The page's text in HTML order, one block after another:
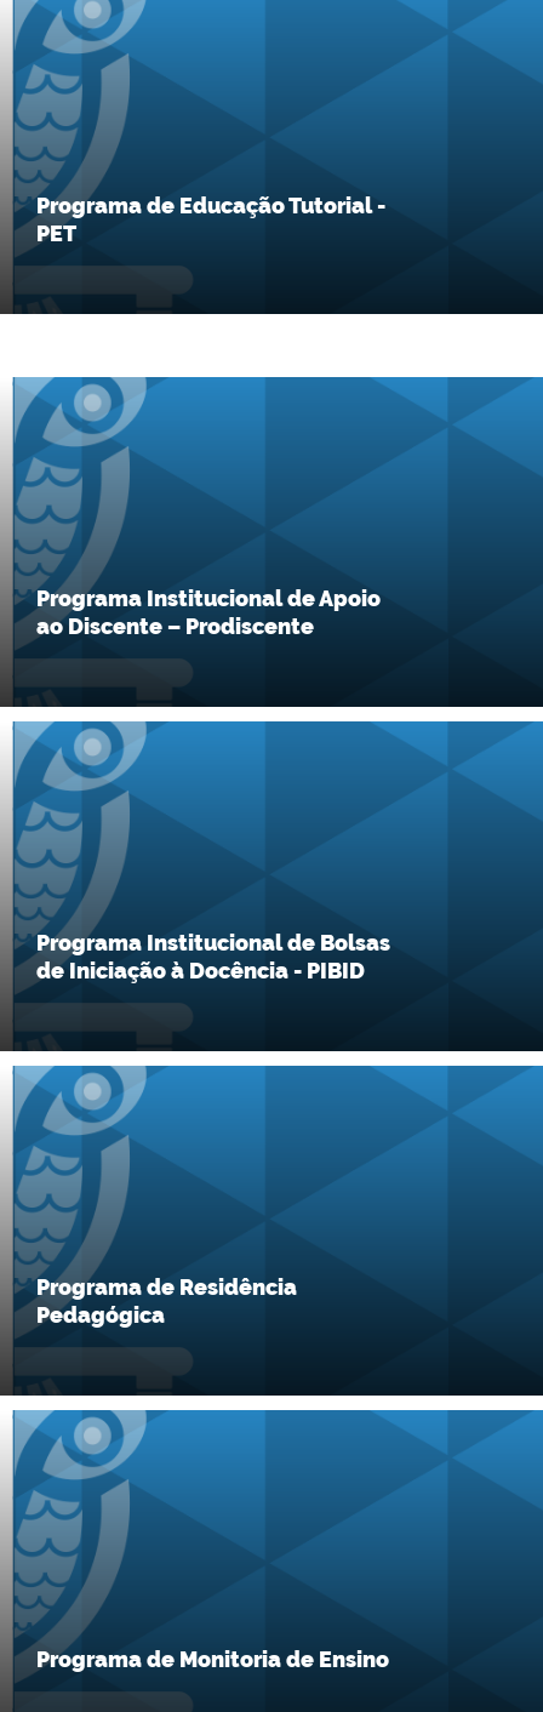
Programa de Educação Tutorial -
PET
Programa Institucional de Apoio
ao Discente – Prodiscente
Programa Institucional de Bolsas
de Iniciação à Docência - PIBID
Programa de Residência
Pedagógica
Programa de Monitoria de Ensino